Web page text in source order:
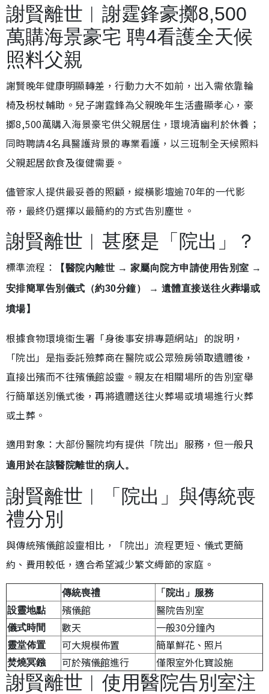
效
:
4
.
9
7
%
謝賢離世︱謝霆鋒豪擲8,500
萬購海景豪宅 聘4看護全天候
照料父親
謝賢晚年健康明顯轉差，行動力大不如前，出入需依靠輪
椅及枴杖輔助。兒子謝霆鋒為父親晚年生活盡顯孝心，豪
擲8,500萬購入海景豪宅供父親居住，環境清幽利於休養；
同時聘請4名具醫護背景的專業看護，以三班制全天候照料
父親起居飲食及復健需要。
儘管家人提供最妥善的照顧，縱橫影壇逾70年的一代影
帝，最終仍選擇以最簡約的方式告別塵世。
謝賢離世︱甚麼是「院出」？
標準流程：
【醫院內離世 → 家屬向院方申請使用告別室 →
安排簡單告別儀式（約30分鐘） → 遺體直接送往火葬場或
墳場】
根據食物環境衞生署「身後事安排專題網站」的說明，
「院出」是指委託殮葬商在醫院或公眾殮房領取遺體後，
直接出殯而不往殯儀館設靈。親友在相關場所的告別室舉
行簡單送別儀式後，再將遺體送往火葬場或墳場進行火葬
或土葬。
適用對象：大部份醫院均有提供「院出」服務，但一般只
適用於在該醫院離世的病人。
謝賢離世︱「院出」與傳統喪
禮分別
與傳統殯儀館設靈相比，「院出」流程更短、儀式更簡
約、費用較低，適合希望減少繁文縟節的家庭。
傳統喪禮
「院出」服務
設靈地點
殯儀館 醫院告別室
儀式時間 數天 一般30分鐘內
靈堂佈置 可大規模佈置 簡單鮮花、照片
焚燒冥鏹 可於殯儀館進行 僅限室外化寶設施
謝賢離世︱使用醫院告別室注